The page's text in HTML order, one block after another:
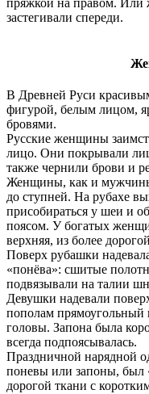
застегивали спереди.
В Древней Руси
фигурой, белым лицом,
бровями.
Русские женщины
лицо. Они покрывали
также чернили брови и
Женщины, как и
до ступней. На рубахе
присобираться у шеи и
поясом. У богатых
верхняя, из более
Поверх рубашки
«понёва»: сшитые
подвязывали на талии
Девушки надевали
пополам прямоугольный
головы. Запона была
всегда подпоясывалась.
Праздничной нарядной
поневы или запоны,
дорогой ткани с